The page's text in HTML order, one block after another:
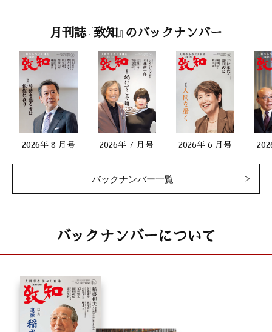
月刊誌『致知』のバックナンバー
2026年 8 月号 2026年 7 月号 2026年 6 月号
バックナンバー一覧
バックナンバーについて